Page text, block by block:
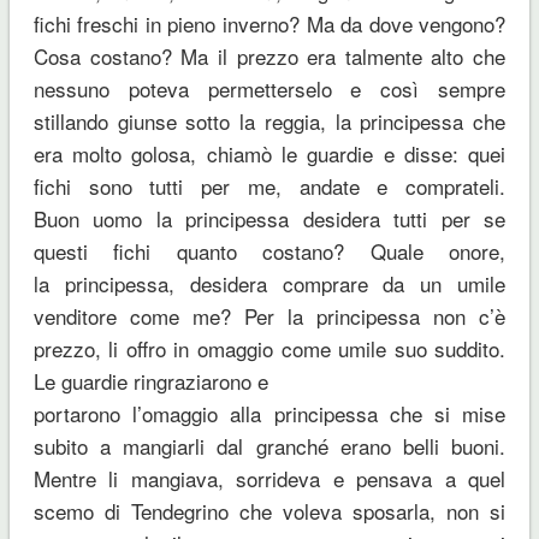
fichi freschi in pieno inverno? Ma da dove vengono?
Cosa costano? Ma il prezzo era talmente alto che
nessuno poteva permetterselo e così sempre
stillando giunse sotto la reggia, la principessa che
era molto golosa, chiamò le guardie e disse: quei
fichi sono tutti per me, andate e comprateli.
Buon uomo la principessa desidera tutti per se
questi fichi quanto costano? Quale onore,
la principessa, desidera comprare da un umile
venditore come me? Per la principessa non c’è
prezzo, li offro in omaggio come umile suo suddito.
Le guardie ringraziarono e
portarono l’omaggio alla principessa che si mise
subito a mangiarli dal granché erano belli buoni.
Mentre li mangiava, sorrideva e pensava a quel
scemo di Tendegrino che voleva sposarla, non si